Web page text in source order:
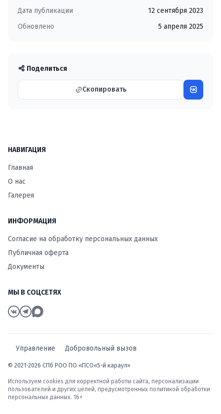
Дата публикации
12 сентября 2023
Обновлено
5 апреля 2025
Поделиться
Скопировать
НАВИГАЦИЯ
Главная
О нас
Галерея
ИНФОРМАЦИЯ
Согласие на обработку персональных данных
Публичная оферта
Документы
МЫ В СОЦСЕТЯХ
Управление Добровольный вызов
© 2021-2026 СПб РОО ПО «ПСО«5-й караул»
Используем cookies для корректной работы сайта, персонализации
пользователей и других целей, предусмотренных политикой обработки
персональных данных. 16+